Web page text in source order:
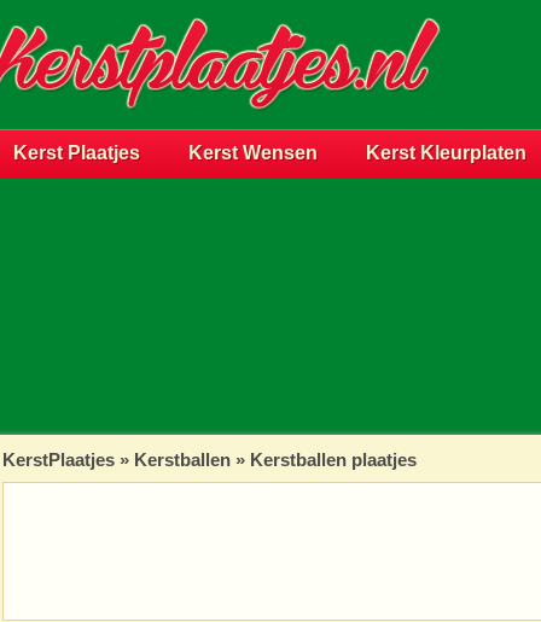
Kerst Plaatjes Kerst Wensen Kerst Kleurplaten
KerstPlaatjes » Kerstballen » Kerstballen plaatjes